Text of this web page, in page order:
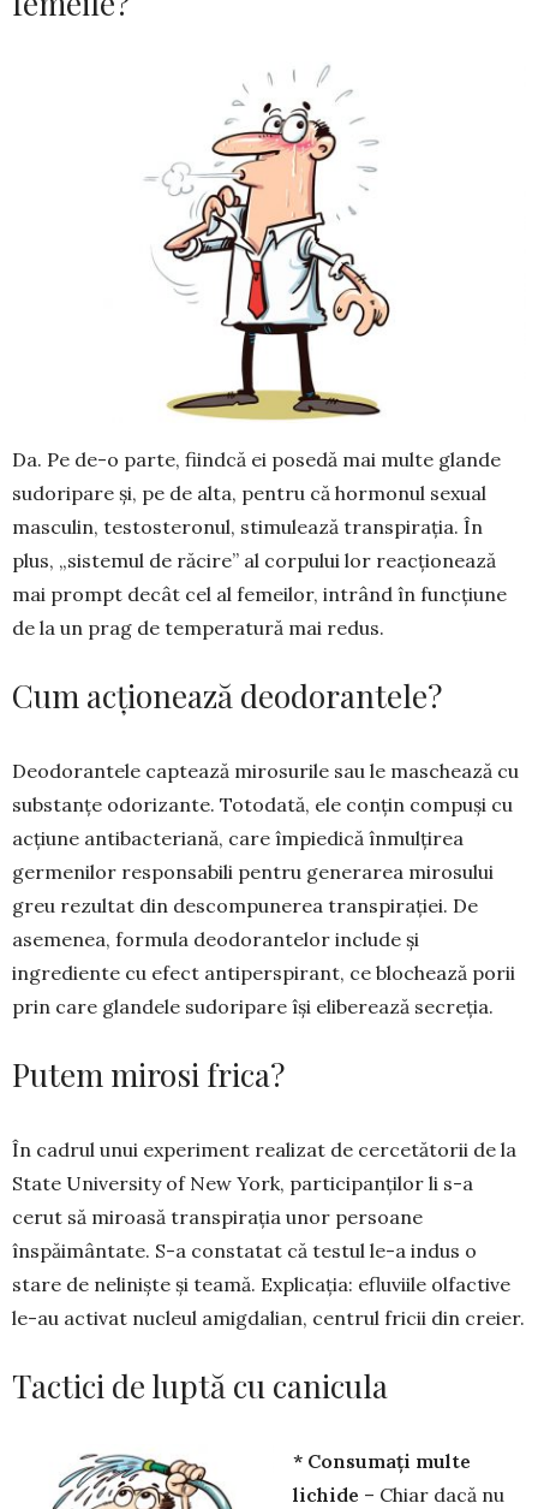
Da. Pe de-o parte, fiindcă ei posedă mai multe glande
sudoripare și, pe de alta, pentru că hormonul sexual
masculin, testo­ste­ronul, stimu­lează transpi­rația. În
plus, „sistemul de răcire” al corpului lor re­acționează
mai prompt de­cât cel al femeilor, in­trând în funcțiune
de la un prag de temperatură mai redus.
Cum acționează deodorantele?
Deodorantele captează mirosurile sau le mas­chează cu
substanțe odorizante. Totodată, ele con­țin compuși cu
acțiune antibacteriană, care îm­pie­dică înmulțirea
germenilor responsabili pentru ge­ne­rarea mirosului
greu re­zultat din descom­pu­nerea transpirației. De
aseme­nea, formula deo­doran­te­lor include și
ingrediente cu efect antipers­pirant, ce blo­chea­ză porii
prin care glandele su­doripare își elibe­rează secreția.
Putem mirosi frica?
În cadrul unui experiment realizat de cerce­tătorii de la
State University of New York, par­ti­­cipanților li s-a
cerut să mi­roasă trans­pi­rația unor per­soane
înspăimântate. S-a con­statat că testul le-a indus o
stare de neliniște și teamă. Explicația: e­flu­viile olfactive
le-au ac­tivat nucleul amig­da­lian, centrul fricii din creier.
Tactici de luptă cu canicula
* Consumați multe
lichide – Chiar dacă nu